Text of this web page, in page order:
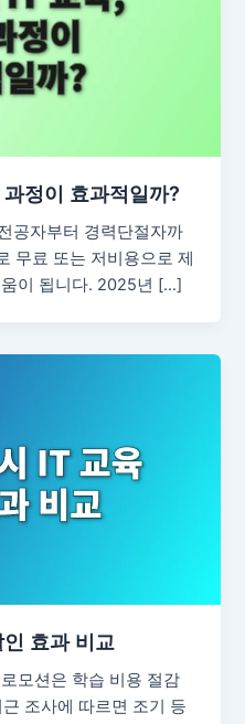
정이 효과적일까?
공자부터 경력단절자까
무료 또는 저비용으로 제
이 됩니다. 2025년 […]
효과 비교
모션은 학습 비용 절감
조사에 따르면 조기 등